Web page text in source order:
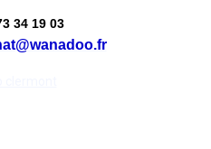
34 19 03